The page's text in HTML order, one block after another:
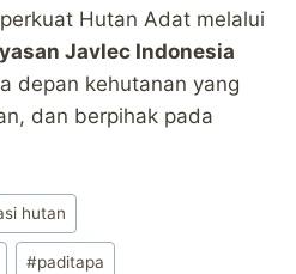
Hutan Adat melalui
Javlec Indonesia
depan kehutanan yang
dan berpihak pada
hutan
#paditapa